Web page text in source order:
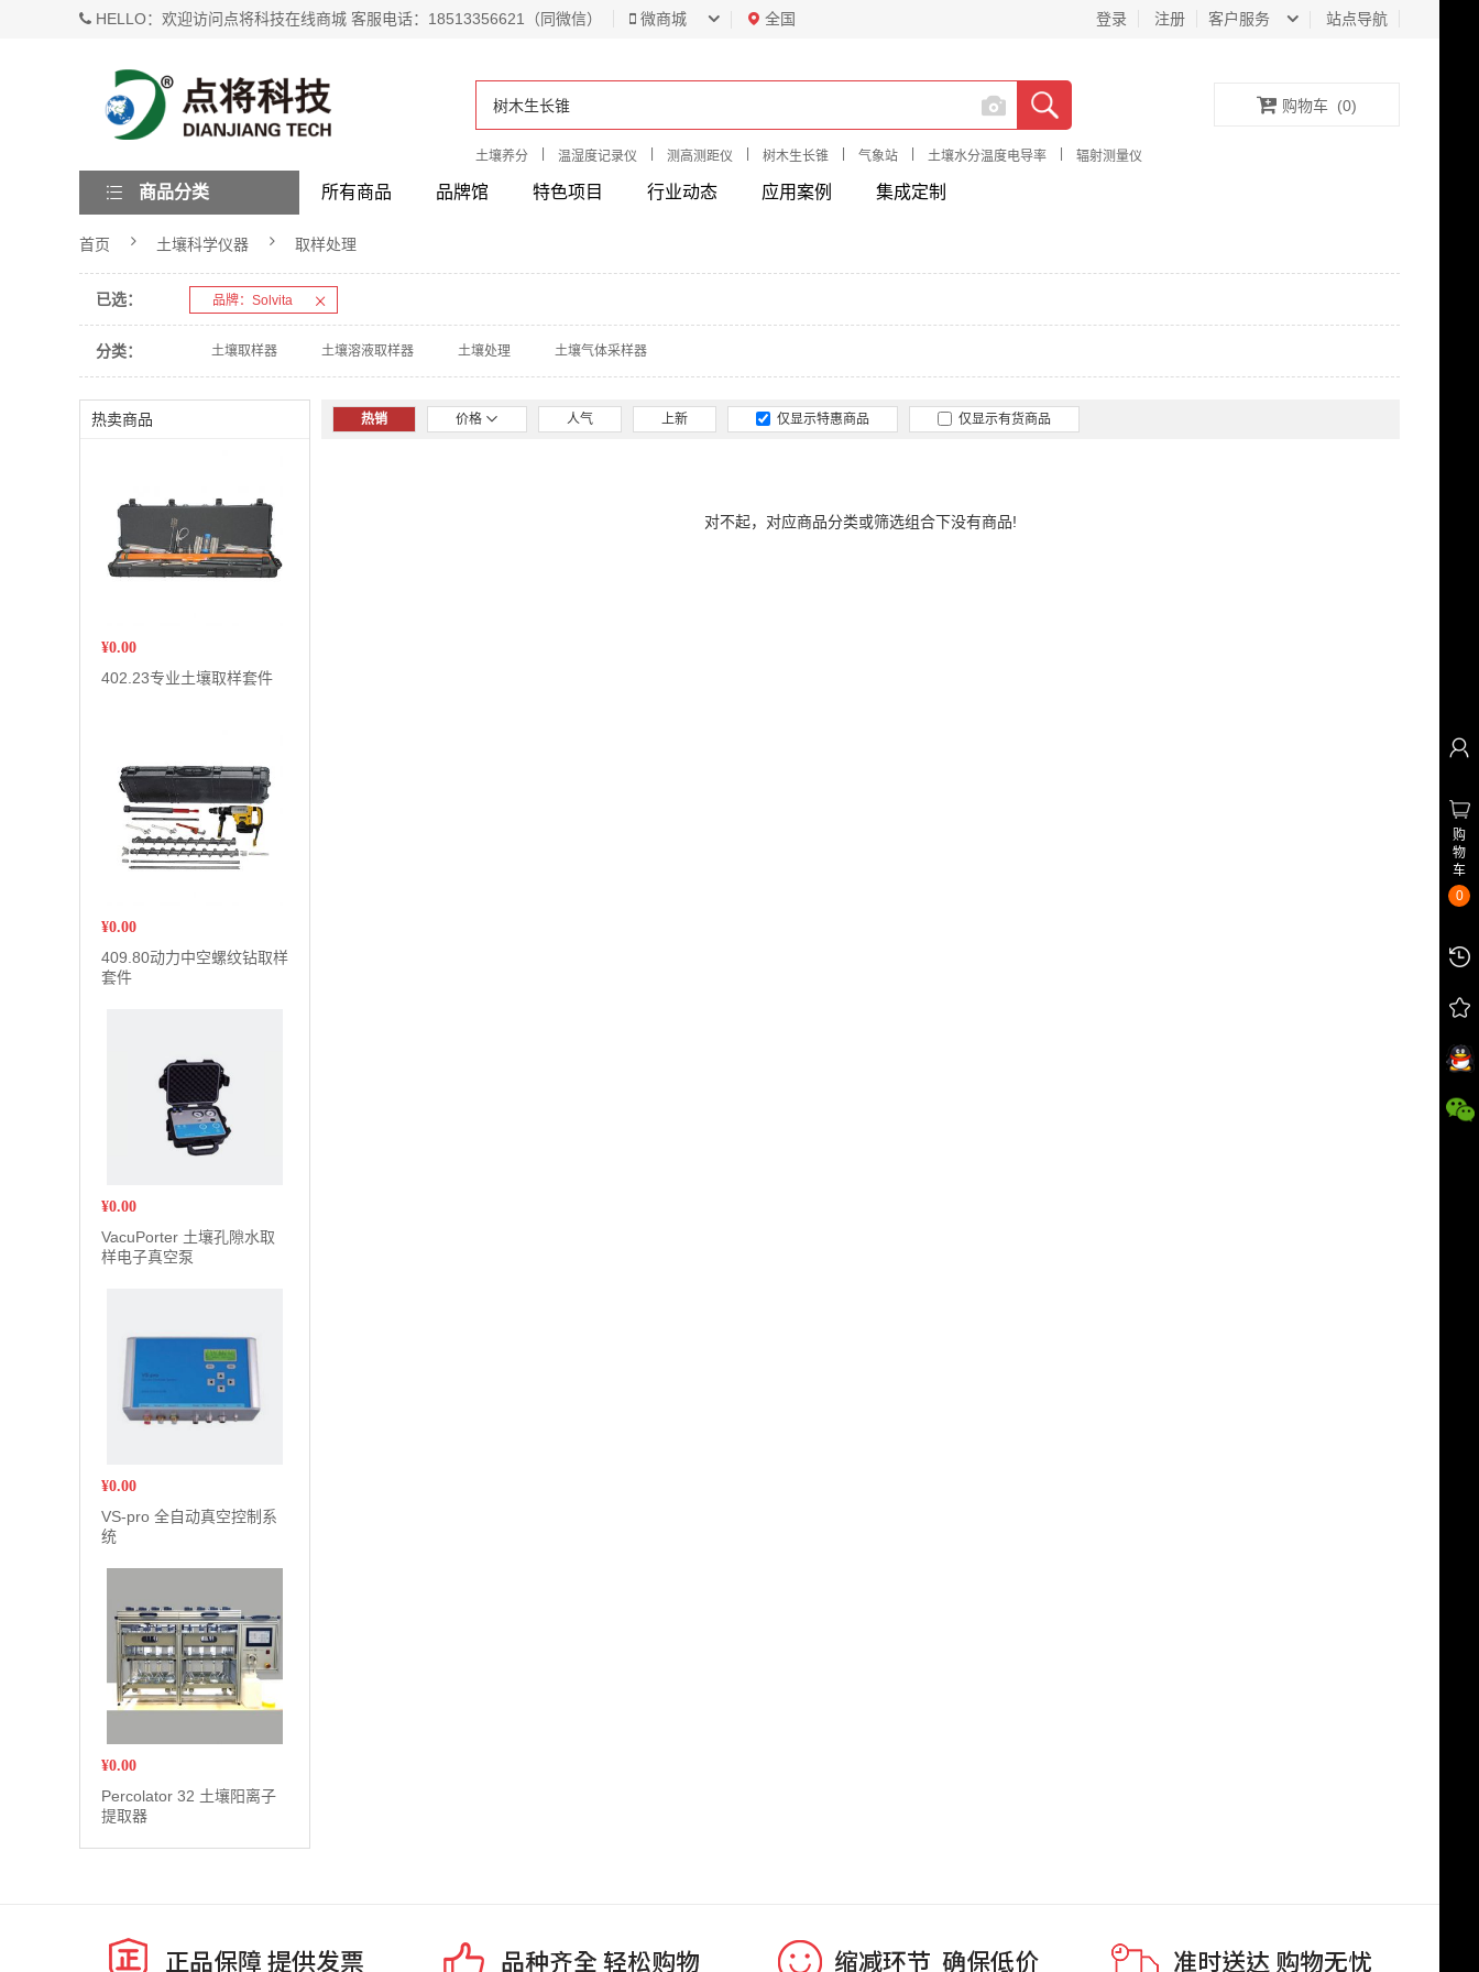
HELLO：欢迎访问点将科技在线商城 客服电话：18513356621（同微信） 微商城 全国 客户服务 站点导航
登录 注册
土壤养分 温湿度记录仪 测高测距仪 树木生长锥 气象站 土壤水分温度电导率 辐射测量仪
购物车 (0)
所有商品 品牌馆 特色项目 行业动态 应用案例 集成定制
商品分类
首页 土壤科学仪器 取样处理
已选： 品牌：Solvita
分类： 土壤取样器 土壤溶液取样器 土壤处理 土壤气体采样器
热卖商品
¥0.00
402.23专业土壤取样套件
¥0.00
409.80动力中空螺纹钻取样
套件
¥0.00
VacuPorter 土壤孔隙水取
样电子真空泵
¥0.00
VS-pro 全自动真空控制系
统
¥0.00
Percolator 32 土壤阳离子
提取器
热销 价格 人气 上新 仅显示特惠商品 仅显示有货商品
对不起，对应商品分类或筛选组合下没有商品!
购
物
车
0